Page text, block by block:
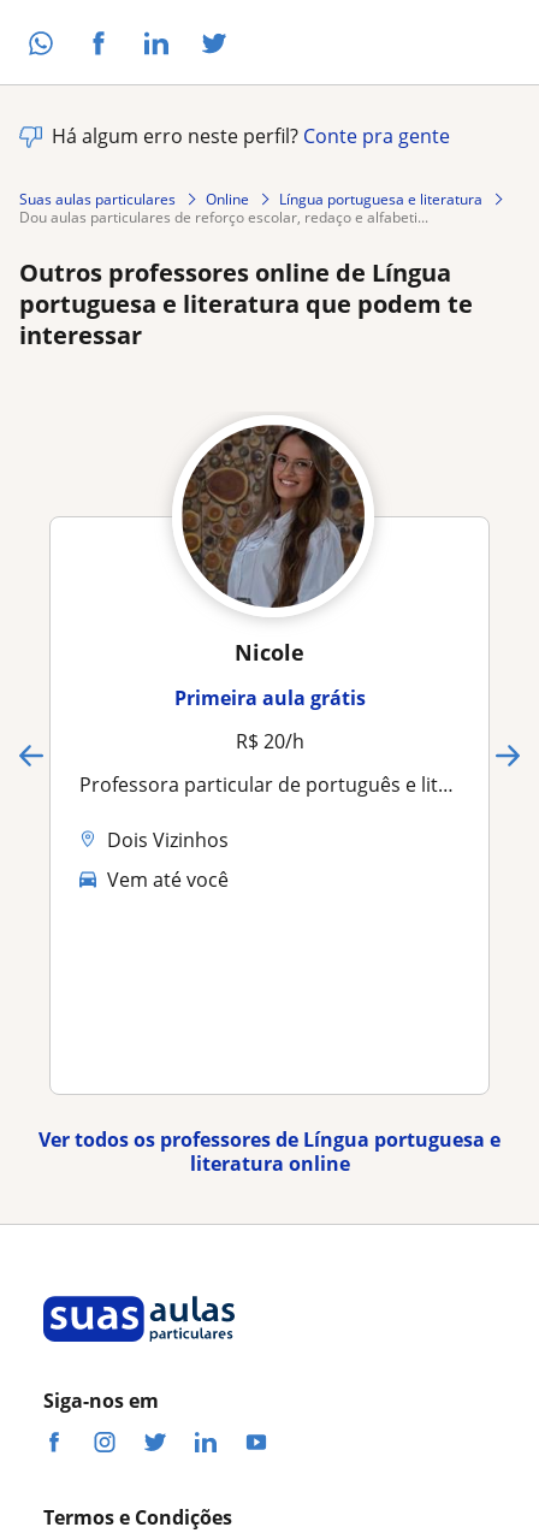
Há algum erro neste perfil? Conte pra gente
Suas aulas particulares Online
Língua portuguesa e literatura
dou aulas particulares de reforço escolar, redaço e alfabeti...
Outros professores online de Língua
portuguesa e literatura que podem te
interessar
Nicole
Primeira aula grátis
R$ 20/h
Professora particular de português e literatura
Dois Vizinhos
Vem até você
Ver todos os professores de Língua portuguesa e
literatura online
Siga-nos em
Termos e Condições